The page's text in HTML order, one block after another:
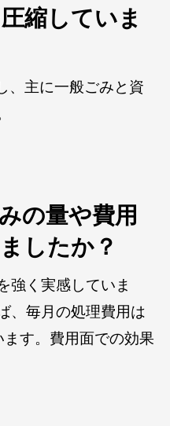
縮していま
、主に一般ごみと資
の量や費用
したか？
強く実感していま
、毎月の処理費用は
す。費用面での効果